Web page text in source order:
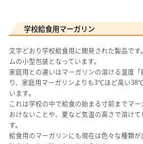
学校給食用マーガリン
文字どおり学校給食用に開発された製品です
ムの小型包装となっています。
家庭用との違いはマーガリンの溶ける温度
り、家庭用マーガリンよりも3℃ほど高い
います。
これは学校の中で給食の始まる寸前までマ
おけないことや、夏など気温の高さで溶け
す。
給食用のマーガリンにも現在は色々な種類